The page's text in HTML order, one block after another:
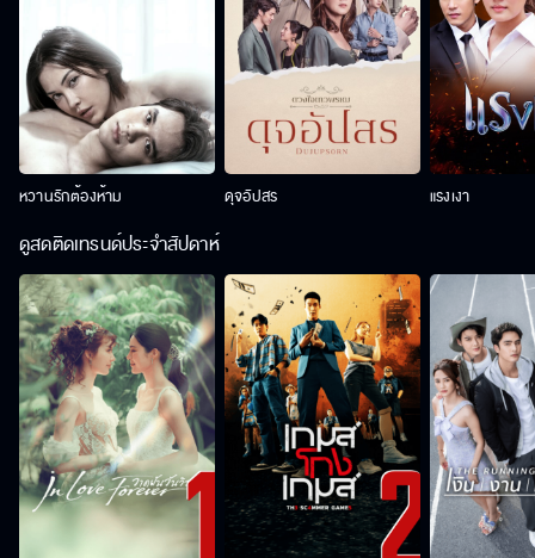
หวานรักต้องห้าม ดุจอัปสร แรงเงา
ดูสดติดเทรนด์ประจำสัปดาห์